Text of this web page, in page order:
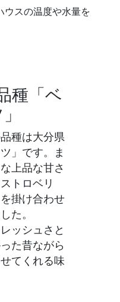
ウスの温度や水量を
種 「ベ
種は大分県
」です。ま
上品な甘さ
トロベリ
掛け合わせ
た。
ッシュさと
た昔ながら
てくれる味